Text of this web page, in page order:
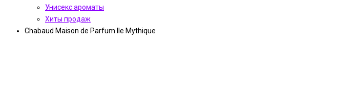
Унисекс ароматы
Хиты продаж
Chabaud Maison de Parfum Ile Mythique